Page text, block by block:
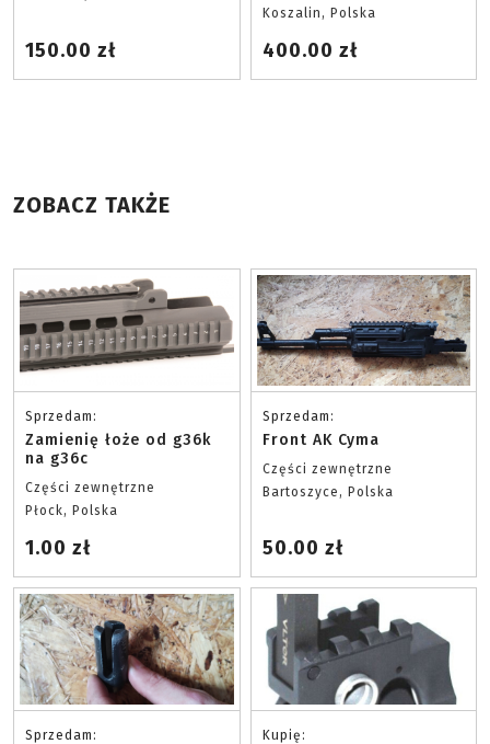
150.00 zł
Koszalin, Polska
400.00 zł
ZOBACZ TAKŻE
Sprzedam:
Zamienię łoże od g36k
na g36c
Części zewnętrzne
Płock, Polska
1.00 zł
Sprzedam:
Front AK Cyma
Części zewnętrzne
Bartoszyce, Polska
50.00 zł
Sprzedam: Kupię: